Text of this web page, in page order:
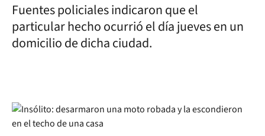
Fuentes policiales indicaron que el
particular hecho ocurrió el día jueves en un
domicilio de dicha ciudad.